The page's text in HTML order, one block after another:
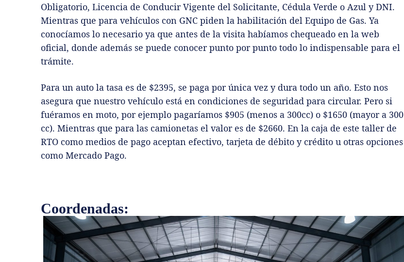
Obligatorio, Licencia de Conducir Vigente del Solicitante, Cédula Verde o Azul y DNI.
Mientras que para vehículos con GNC piden la habilitación del Equipo de Gas. Ya
conocíamos lo necesario ya que antes de la visita habíamos chequeado en la web
oficial, donde además se puede conocer punto por punto todo lo indispensable para el
trámite.
Para un auto la tasa es de $2395, se paga por única vez y dura todo un año. Esto nos
asegura que nuestro vehículo está en condiciones de seguridad para circular. Pero si
fuéramos en moto, por ejemplo pagaríamos $905 (menos a 300cc) o $1650 (mayor a 300
cc). Mientras que para las camionetas el valor es de $2660. En la caja de este taller de
RTO como medios de pago aceptan efectivo, tarjeta de débito y crédito u otras opciones
como Mercado Pago.
Coordenadas: